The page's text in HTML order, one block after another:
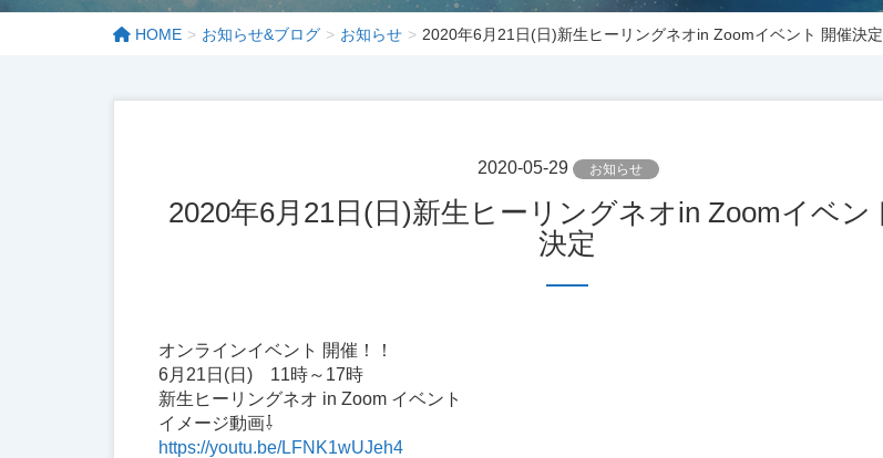
HOME お知らせ&ブログ お知らせ 2020年6月21日(日)新生ヒーリングネオin Zoomイベント 開催決定
2020-05-29 お知らせ
2020年6月21日(日)新生ヒーリングネオin Zoomイベント 開催
決定
オンラインイベント 開催！！
6月21日(日) 11時～17時
新生ヒーリングネオ in Zoom イベント
イメージ動画⇩
https://youtu.be/LFNK1wUJeh4